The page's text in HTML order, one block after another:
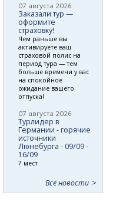
07 августа 2026
Заказали тур —
оформите
страховку!
Чем раньше вы
активируете ваш
страховой полис на
период тура — тем
больше времени у вас
на спокойное
ожидание вашего
отпуска!
07 августа 2026
Турлидер в
Германии - горячие
источники
Люнебурга - 09/09 -
16/09
7 мест
Все новости